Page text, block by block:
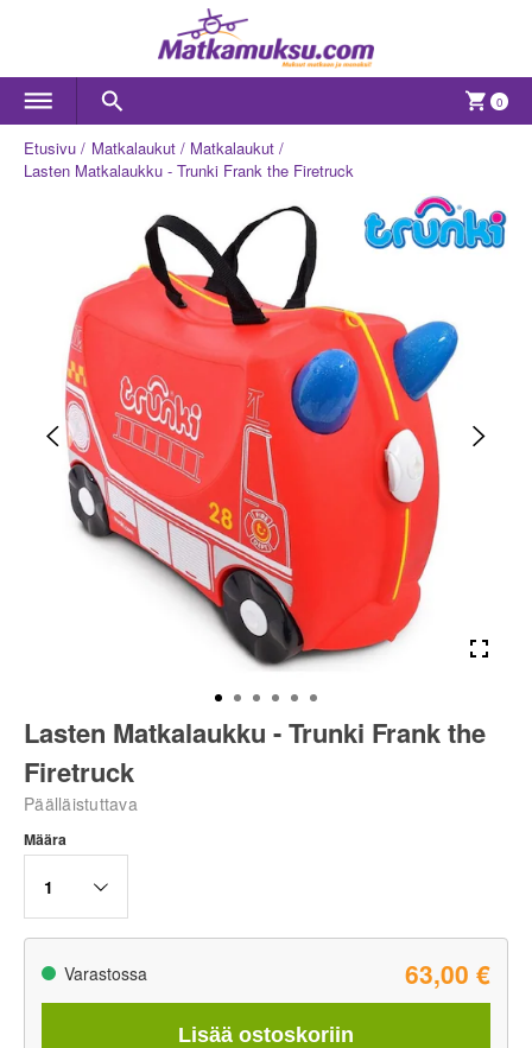
0
Etusivu Matkalaukut
Matkalaukut
Lasten Matkalaukku - Trunki Frank the Firetruck
Lasten Matkalaukku - Trunki Frank the
Firetruck
Päälläistuttava
Määra
1
Varastossa 63,00 €
Lisää ostoskoriin